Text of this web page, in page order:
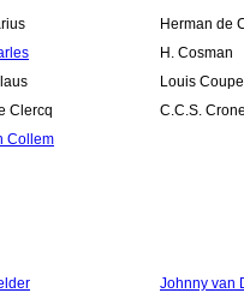
Herman de
H. Cosman
Louis
Clercq
C.C.S. Crone
Collem
Johnny van